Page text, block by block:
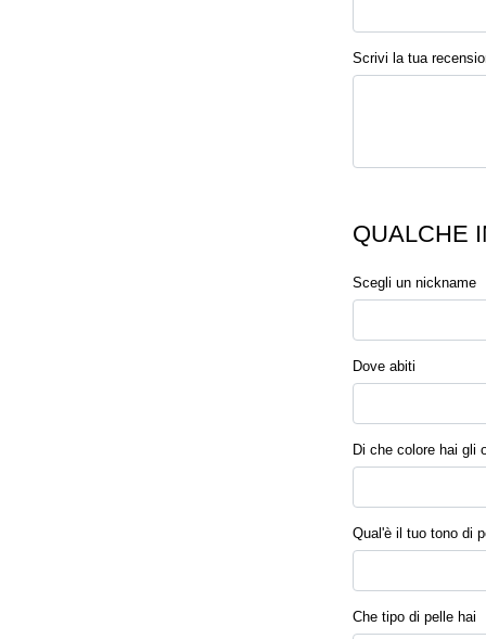
Scrivi la tua
QUALCHE
Scegli un nickname
Dove abiti
Di che colore hai gli
Qual'è il tuo tono di
Che tipo di pelle hai